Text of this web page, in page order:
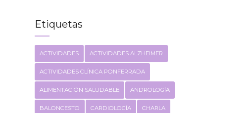
Etiquetas
ACTIVIDADES ACTIVIDADES ALZHEIMER
ACTIVIDADES CLÍNICA PONFERRADA
ALIMENTACIÓN SALUDABLE ANDROLOGÍA
BALONCESTO CARDIOLOGÍA CHARLA